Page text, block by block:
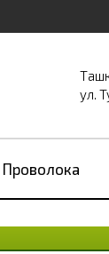
ул.
Проволока